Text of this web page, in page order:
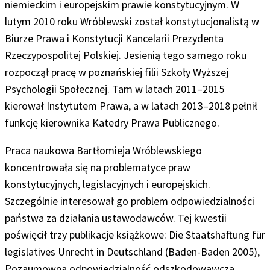
niemieckim i europejskim prawie konstytucyjnym. W
lutym 2010 roku Wróblewski został konstytucjonalistą w
Biurze Prawa i Konstytucji Kancelarii Prezydenta
Rzeczypospolitej Polskiej. Jesienią tego samego roku
rozpoczął pracę w poznańskiej filii Szkoły Wyższej
Psychologii Społecznej. Tam w latach 2011–2015
kierował Instytutem Prawa, a w latach 2013–2018 pełnił
funkcję kierownika Katedry Prawa Publicznego.
Praca naukowa Bartłomieja Wróblewskiego
koncentrowała się na problematyce praw
konstytucyjnych, legislacyjnych i europejskich.
Szczególnie interesował go problem odpowiedzialności
państwa za działania ustawodawców. Tej kwestii
poświęcił trzy publikacje książkowe: Die Staatshaftung für
legislatives Unrecht in Deutschland (Baden-Baden 2005),